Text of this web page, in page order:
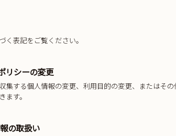
く表記をご覧ください。
リシーの変更
集する個人情報の変更、利用目的の変更、またはそ
ます。
の取扱い